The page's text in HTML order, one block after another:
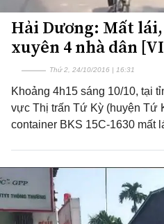
Hải Dương: Mất
xuyên 4 nhà dân
Thứ 2, 24/10/2016 | 16:31
Khoảng 4h15 sáng 10/10, tại
vực Thị trấn Tứ Kỳ (huyện Tứ
container BKS 15C-1630 mất